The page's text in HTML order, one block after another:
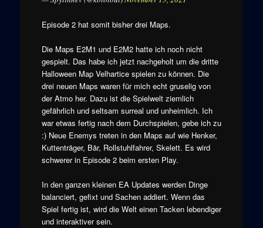
Episode 2 hat somit bisher drei Maps.
Die Maps E2M1 und E2M2 hatte ich noch nicht
gespielt. Das habe ich jetzt nachgeholt um die dritte
Halloween Map Velhartice spielen zu können. Die
drei neuen Maps waren für mich echt gruselig von
der Atmo her. Dazu ist die Spielwelt ziemlich
gefährlich und seltsam surreal und unheimlich. Ich
war etwas fertig nach dem Durchspielen, gebe ich zu
:) Neue Enemys treten in den Maps auf wie Henker,
Kuttenträger, Bär, Rollstuhlfahrer, Skelett. Es wird
schwerer in Episode 2 beim ersten Play.
In den ganzen kleinen EA Updates werden Dinge
balanciert, gefixt und Sachen addiert. Wenn das
Spiel fertig ist, wird die Welt einen Tacken lebendiger
und interaktiver sein.